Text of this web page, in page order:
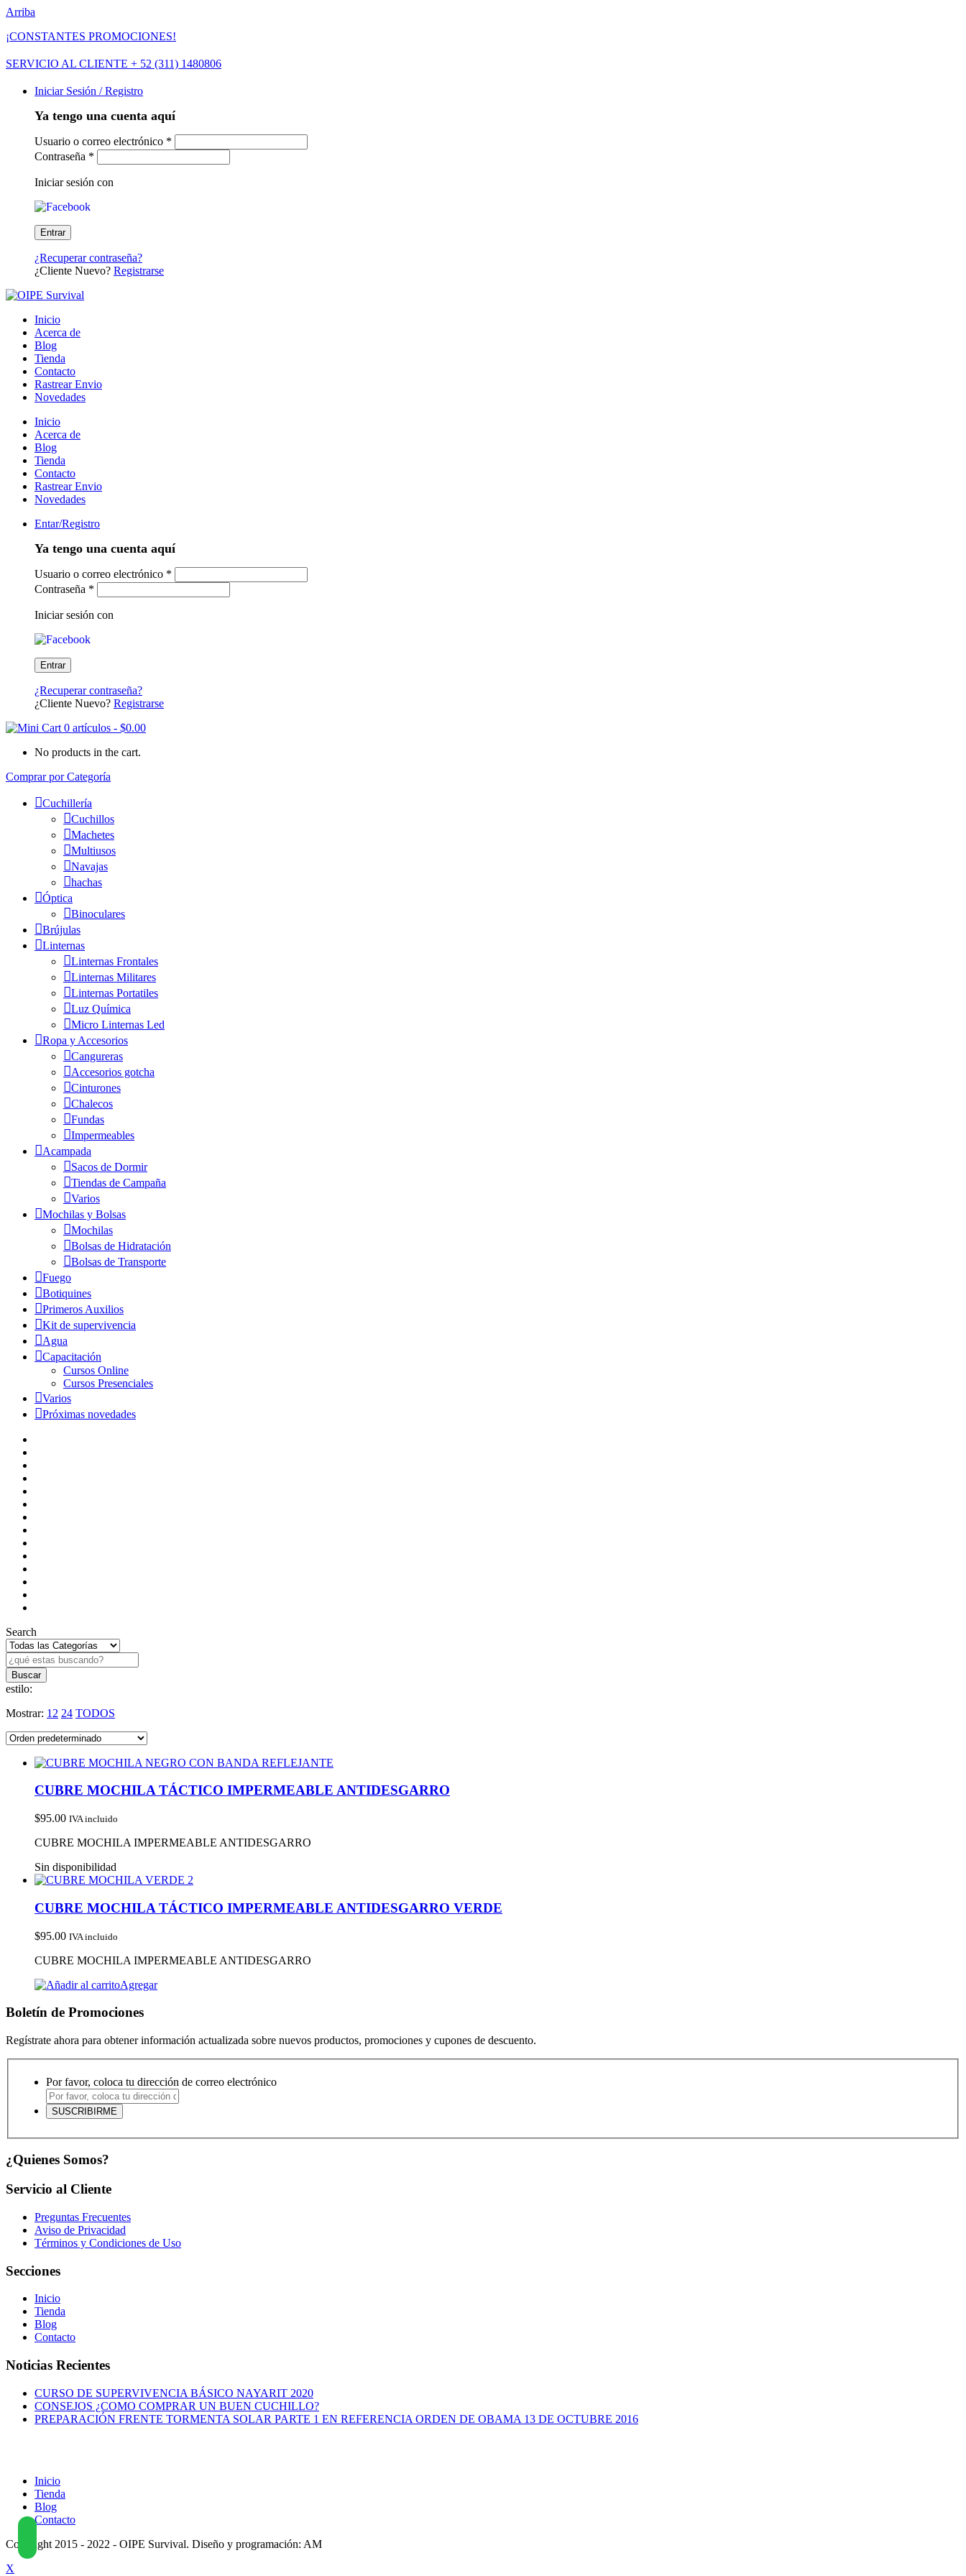
Arriba
¡CONSTANTES PROMOCIONES!
SERVICIO AL CLIENTE + 52 (311) 1480806
Iniciar Sesión / Registro
Ya tengo una cuenta aquí
Usuario o correo electrónico *
Contraseña *
Iniciar sesión con
¿Recuperar contraseña?
¿Cliente Nuevo? Registrarse
Inicio
Acerca de
Blog
Tienda
Contacto
Rastrear Envio
Novedades
Inicio
Acerca de
Blog
Tienda
Contacto
Rastrear Envio
Novedades
Entar/Registro
Ya tengo una cuenta aquí
Usuario o correo electrónico *
Contraseña *
Iniciar sesión con
¿Recuperar contraseña?
¿Cliente Nuevo? Registrarse
0 artículos - $0.00
No products in the cart.
Comprar por Categoría
Cuchillería
Cuchillos
Machetes
Multiusos
Navajas
hachas
Óptica
Binoculares
Brújulas
Linternas
Linternas Frontales
Linternas Militares
Linternas Portatiles
Luz Química
Micro Linternas Led
Ropa y Accesorios
Cangureras
Accesorios gotcha
Cinturones
Chalecos
Fundas
Impermeables
Acampada
Sacos de Dormir
Tiendas de Campaña
Varios
Mochilas y Bolsas
Mochilas
Bolsas de Hidratación
Bolsas de Transporte
Fuego
Botiquines
Primeros Auxilios
Kit de supervivencia
Agua
Capacitación
Cursos Online
Cursos Presenciales
Varios
Próximas novedades
Search
estilo:
Mostrar: 12 24 TODOS
CUBRE MOCHILA TÁCTICO IMPERMEABLE ANTIDESGARRO
$95.00 IVA incluido
CUBRE MOCHILA IMPERMEABLE ANTIDESGARRO
Sin disponibilidad
CUBRE MOCHILA TÁCTICO IMPERMEABLE ANTIDESGARRO VERDE
$95.00 IVA incluido
CUBRE MOCHILA IMPERMEABLE ANTIDESGARRO
Agregar
Boletín de Promociones
Regístrate ahora para obtener información actualizada sobre nuevos productos, promociones y cupones de descuento.
Por favor, coloca tu dirección de correo electrónico
¿Quienes Somos?
Servicio al Cliente
Preguntas Frecuentes
Aviso de Privacidad
Términos y Condiciones de Uso
Secciones
Inicio
Tienda
Blog
Contacto
Noticias Recientes
CURSO DE SUPERVIVENCIA BÁSICO NAYARIT 2020
CONSEJOS ¿COMO COMPRAR UN BUEN CUCHILLO?
PREPARACIÓN FRENTE TORMENTA SOLAR PARTE 1 EN REFERENCIA ORDEN DE OBAMA 13 DE OCTUBRE 2016
Inicio
Tienda
Blog
Contacto
Copyright 2015 - 2022 - OIPE Survival. Diseño y programación: AM
X